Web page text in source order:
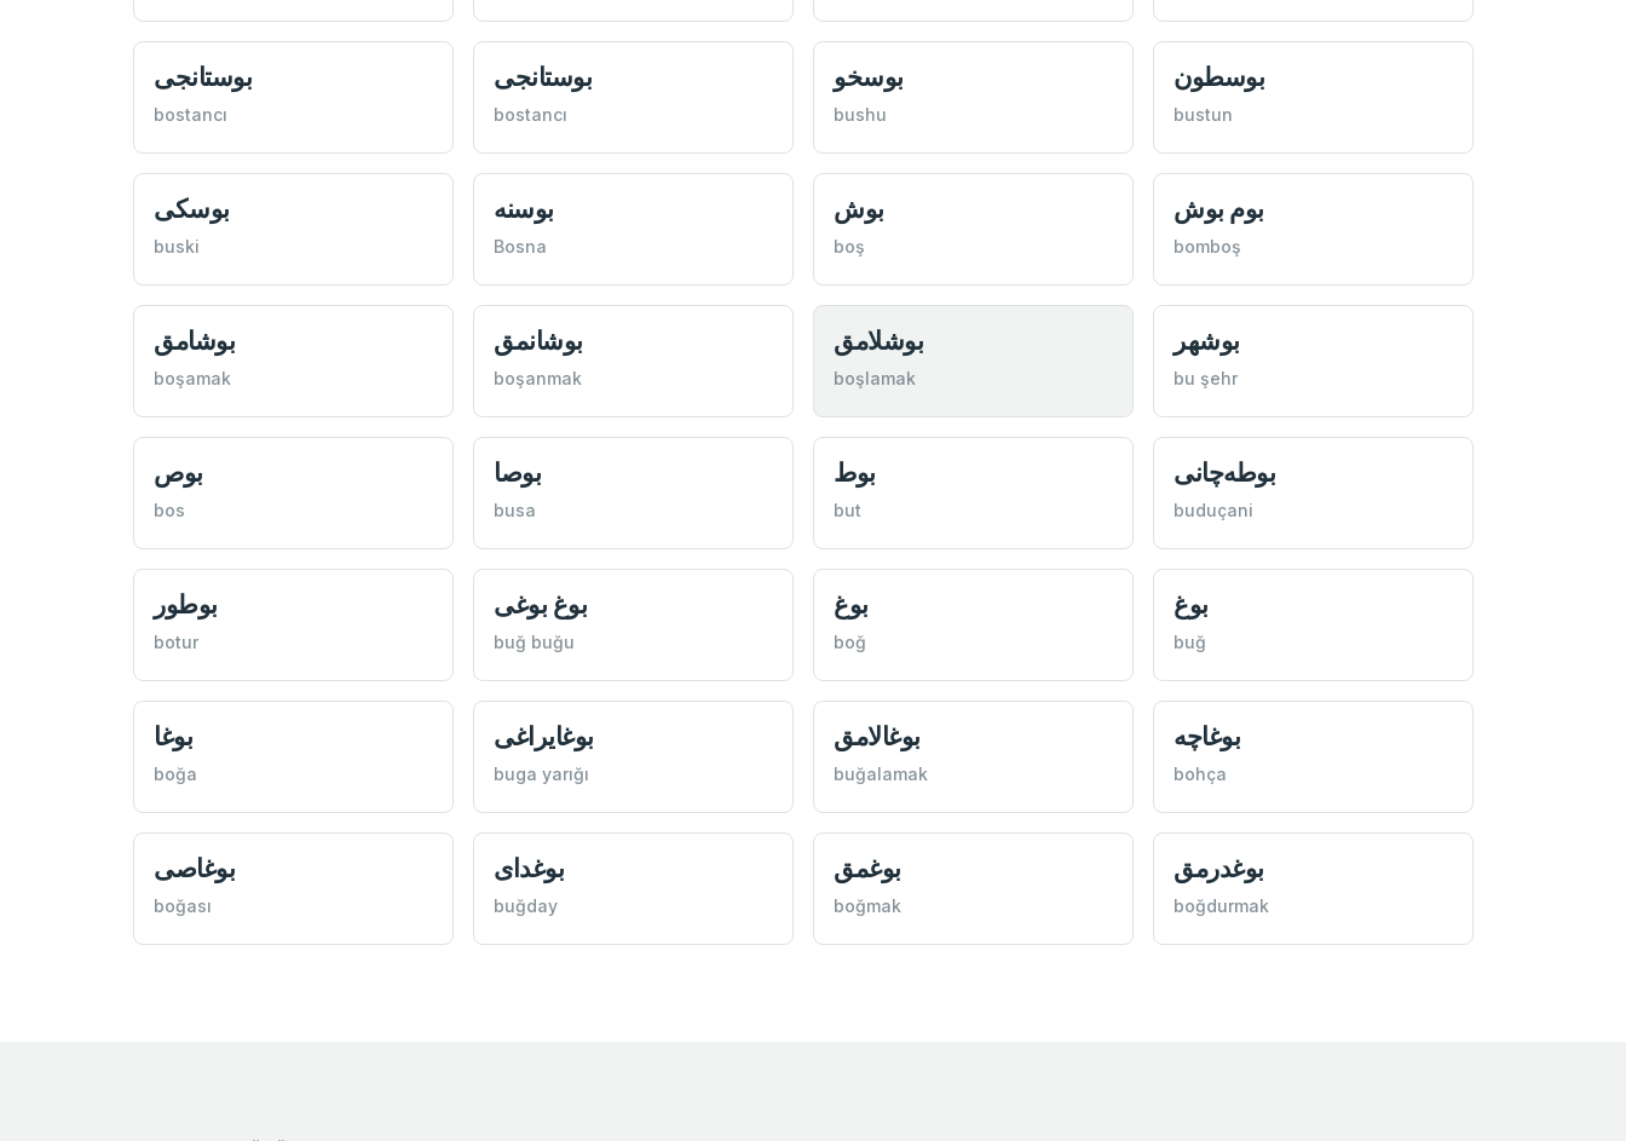
بوستانجی
bostancı
بوستانجی
bostancı
بوسخو
bushu
بوسطون
bustun
بوسكی
buski
بوسنه
Bosna
بوش
boş
بوم بوش
bomboş
بوشامق
boşamak
بوشانمق
boşanmak
بوشلامق
boşlamak
بوشهر
bu şehr
بوص
bos
بوصا
busa
بوط
but
بوطه‌چانی
buduçani
بوطور
botur
بوغ بوغی
buğ buğu
بوغ
boğ
بوغ
buğ
بوغا
boğa
بوغایراغی
buga yarığı
بوغالامق
buğalamak
بوغاچه
bohça
بوغاصی
boğası
بوغدای
buğday
بوغمق
boğmak
بوغدرمق
boğdurmak